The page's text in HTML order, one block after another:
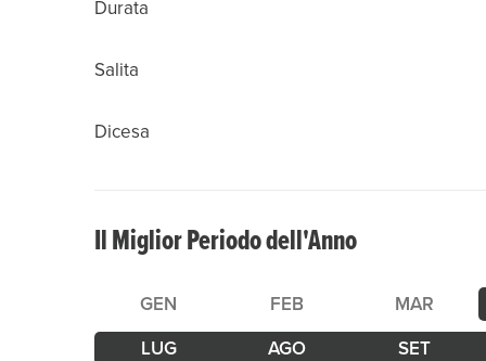
Durata
Salita
Dicesa
Il Miglior Periodo dell'Anno
GEN FEB MAR
LUG
AGO SET